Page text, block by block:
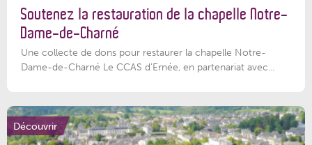
Soutenez la restauration de la chapelle Notre-
Dame-de-Charné
Une collecte de dons pour restaurer la chapelle Notre-
Dame-de-Charné Le CCAS d’Ernée, en partenariat avec...
Découvrir